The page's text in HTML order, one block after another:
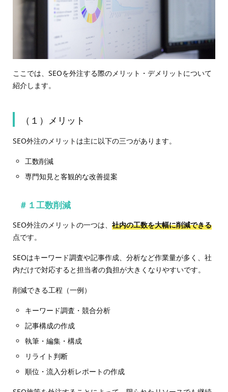
ここでは、SEOを外注する際のメリット・デメリットについて
紹介します。
（１）メリット
SEO外注のメリットは主に以下の三つがあります。
工数削減
専門知見と客観的な改善提案
＃１工数削減
SEO外注のメリットの一つは、 社内の工数を大幅に削減できる
点です。
SEOはキーワード調査や記事作成、分析など作業量が多く、社
内だけで対応すると担当者の負担が大きくなりやすいです。
削減できる工程（一例）
キーワード調査・競合分析
記事構成の作成
執筆・編集・構成
リライト判断
順位・流入分析レポートの作成